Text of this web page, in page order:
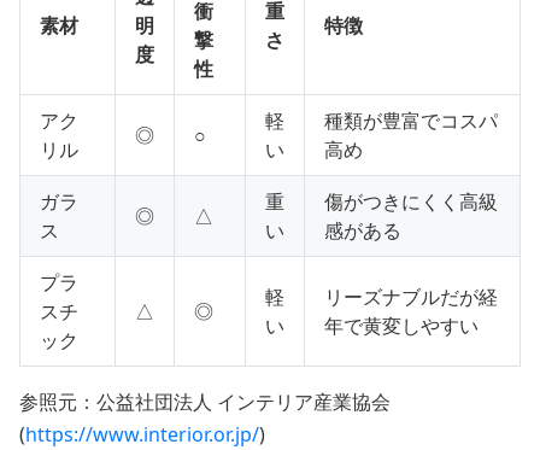
素材
明
度
衝
撃
性
重
さ
特徴
アク
リル
◎ ○
軽
い
種類が豊富でコスパ
高め
ガラ
ス
◎ △
重
い
傷がつきにくく高級
感がある
プラ
スチ
ック
△ ◎
軽
い
リーズナブルだが経
年で黄変しやすい
参照元：公益社団法人 インテリア産業協会
(https://www.interior.or.jp/)